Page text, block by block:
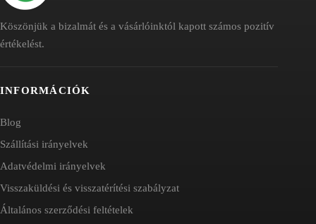
Köszönjük a bizalmát és a vásárlóinktól kapott számos pozitív
értékelést.
INFORMÁCIÓK
Blog
Szállítási irányelvek
Adatvédelmi irányelvek
Visszaküldési és visszatérítési szabályzat
Általános szerződési feltételek